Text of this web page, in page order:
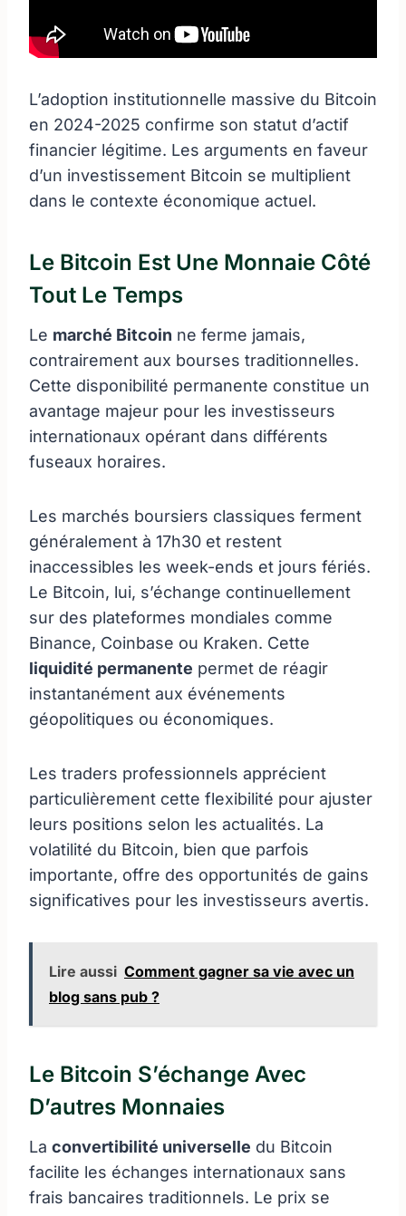
L’adoption institutionnelle massive du Bitcoin
en 2024-2025 confirme son statut d’actif
financier légitime. Les arguments en faveur
d’un investissement Bitcoin se multiplient
dans le contexte économique actuel.
Le Bitcoin Est Une Monnaie Côté
Tout Le Temps
Le marché Bitcoin ne ferme jamais,
contrairement aux bourses traditionnelles.
Cette disponibilité permanente constitue un
avantage majeur pour les investisseurs
internationaux opérant dans différents
fuseaux horaires.
Les marchés boursiers classiques ferment
généralement à 17h30 et restent
inaccessibles les week-ends et jours fériés.
Le Bitcoin, lui, s’échange continuellement
sur des plateformes mondiales comme
Binance, Coinbase ou Kraken. Cette
liquidité permanente permet de réagir
instantanément aux événements
géopolitiques ou économiques.
Les traders professionnels apprécient
particulièrement cette flexibilité pour ajuster
leurs positions selon les actualités. La
volatilité du Bitcoin, bien que parfois
importante, offre des opportunités de gains
significatives pour les investisseurs avertis.
Lire aussi Comment gagner sa vie avec un
blog sans pub ?
Le Bitcoin S’échange Avec
D’autres Monnaies
La convertibilité universelle du Bitcoin
facilite les échanges internationaux sans
frais bancaires traditionnels. Le prix se